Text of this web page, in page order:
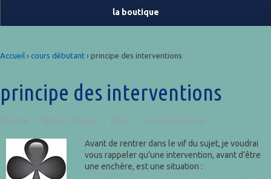
la boutique
Accueil › cours débutant › principe des interventions
principe des interventions
Posté le 18 mai, 2014 par Alain — 5 commentaires ↓
Avant de rentrer dans le vif du sujet, je voudrai
vous rappeler qu’une intervention, avant d’être
une enchère, est une situation :